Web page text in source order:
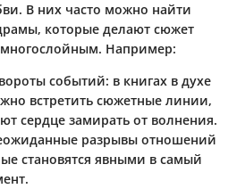
В них часто можно найти
которые делают сюжет
Например:
событий: в книгах в духе
встретить сюжетные линии,
сердце замирать от волнения.
разрывы отношений
становятся явными в самый